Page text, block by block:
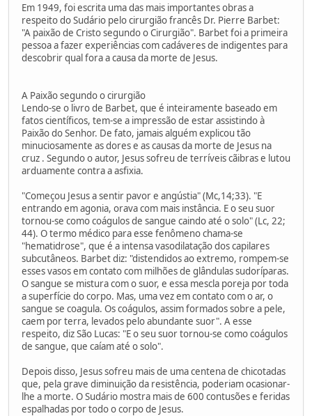
Em 1949, foi escrita uma das mais importantes obras a
respeito do Sudário pelo cirurgião francês Dr. Pierre Barbet:
"A paixão de Cristo segundo o Cirurgião". Barbet foi a primeira
pessoa a fazer experiências com cadáveres de indigentes para
descobrir qual fora a causa da morte de Jesus.
A Paixão segundo o cirurgião
Lendo-se o livro de Barbet, que é inteiramente baseado em
fatos científicos, tem-se a impressão de estar assistindo à
Paixão do Senhor. De fato, jamais alguém explicou tão
minuciosamente as dores e as causas da morte de Jesus na
cruz . Segundo o autor, Jesus sofreu de terríveis cãibras e lutou
arduamente contra a asfixia.
"Começou Jesus a sentir pavor e angústia" (Mc,14;33). "E
entrando em agonia, orava com mais instância. E o seu suor
tornou-se como coágulos de sangue caindo até o solo" (Lc, 22;
44). O termo médico para esse fenômeno chama-se
"hematidrose", que é a intensa vasodilatação dos capilares
subcutâneos. Barbet diz: "distendidos ao extremo, rompem-se
esses vasos em contato com milhões de glândulas sudoríparas.
O sangue se mistura com o suor, e essa mescla poreja por toda
a superfície do corpo. Mas, uma vez em contato com o ar, o
sangue se coagula. Os coágulos, assim formados sobre a pele,
caem por terra, levados pelo abundante suor". A esse
respeito, diz São Lucas: "E o seu suor tornou-se como coágulos
de sangue, que caíam até o solo".
Depois disso, Jesus sofreu mais de uma centena de chicotadas
que, pela grave diminuição da resistência, poderiam ocasionar-
lhe a morte. O Sudário mostra mais de 600 contusões e feridas
espalhadas por todo o corpo de Jesus.